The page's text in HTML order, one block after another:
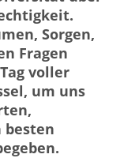
Sorgen,
Fragen
voller
um uns